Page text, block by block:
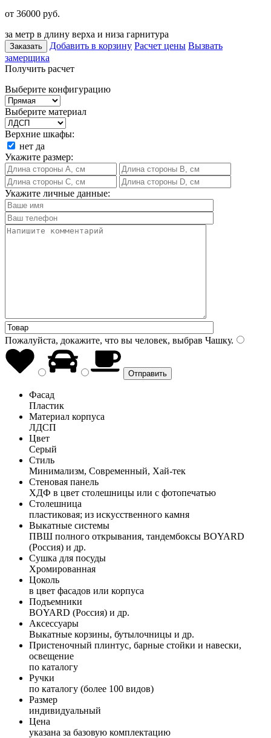
от 36000 руб.
за метр в длину верха и низа гарнитура
Заказать Добавить в корзину Расчет цены Вызвать
замерщика
Получить расчет
Выберите конфигурацию
Выберите материал
Верхние шкафы:
нет да
Укажите размер:
Укажите личные данные:
Пожалуйста, докажите, что вы человек, выбрав Чашку.
Фасад
Пластик
Материал корпуса
ЛДСП
Цвет
Серый
Стиль
Минимализм, Современный, Хай-тек
Стеновая панель
ХДФ в цвет столешницы или с фотопечатью
Столешница
пластиковая; из искусственного камня
Выкатные системы
ПВШ полного открывания, тандембоксы BOYARD
(Россия) и др.
Сушка для посуды
Хромированная
Цоколь
в цвет фасадов или корпуса
Подъемники
BOYARD (Россия) и др.
Аксессуары
Выкатные корзины, бутылочницы и др.
Пристеночный плинтус, барные стойки и навески,
освещение
по каталогу
Ручки
по каталогу (более 100 видов)
Размер
индивидуальный
Цена
указана за базовую комплектацию